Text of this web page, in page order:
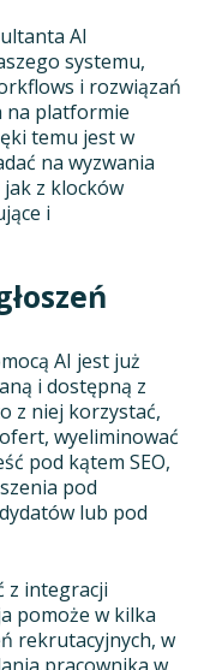
AI
systemu,
i rozwiązań
na platformie
temu jest w
na wyzwania
z klocków
i
AI jest już
i dostępną z
z niej korzystać,
wyeliminować
pod kątem SEO,
pod
lub pod
z integracji
pomoże w kilka
rekrutacyjnych, w